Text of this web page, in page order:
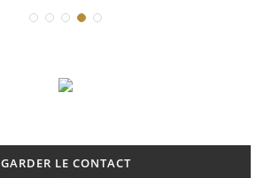
GARDER LE CONTACT